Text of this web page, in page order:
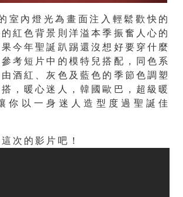
燈光為畫面注入輕鬆歡快的
紅色背景則洋溢本季振奮人心的
今年聖誕趴踢還沒想好要穿什麼
考短片中的模特兒搭配，同色系
酒紅、灰色及藍色的季節色調塑
，暖心迷人，韓國歐巴，超級暖
你以一身迷人造型度過聖誕佳
次的影片吧！